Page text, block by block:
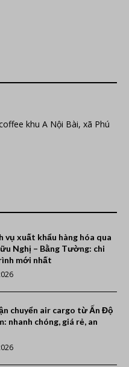
khu A Nội Bài, xã Phú
vụ xuất khẩu hàng hóa qua
Nghị – Bằng Tường: chi
mới nhất
chuyển air cargo từ Ấn Độ
nhanh chóng, giá rẻ, an